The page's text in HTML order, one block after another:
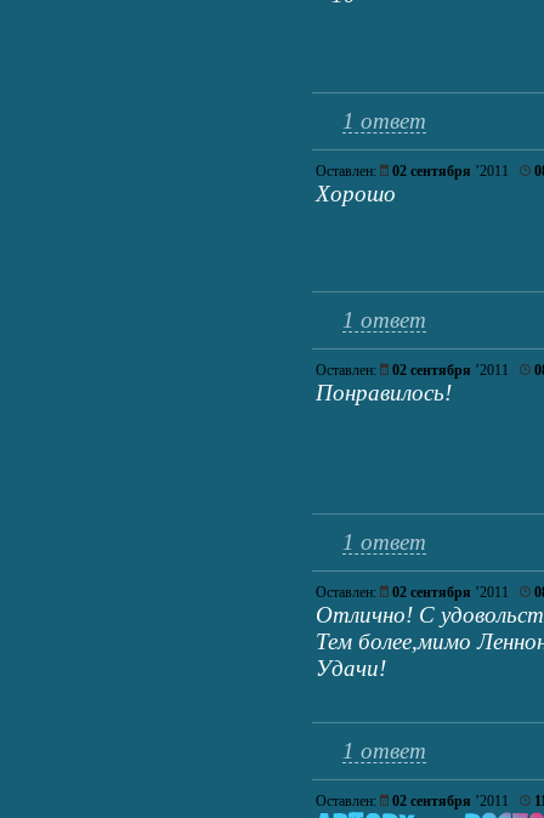
1 ответ
Оставлен: 02 сентября ’2011
Хорошо
1 ответ
Оставлен: 02 сентября ’2011
Понравилось!
1 ответ
Оставлен: 02 сентября ’2011
Отлично! С
Тем более,мимо
Удачи!
1 ответ
Оставлен: 02 сентября ’2011